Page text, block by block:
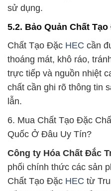
sử dụng.
5.2. Bảo Quản Chất Tạo
Chất Tạo Đặc HEC cần
thoáng mát, khô ráo,
trực tiếp và nguồn nhiệt
chất cần ghi rõ thông tin
lẫn.
6. Mua Chất Tạo Đặc
Quốc Ở Đâu Uy Tín?
Công ty Hóa Chất Đắc
phối chính thức các sản
Chất Tạo Đặc HEC từ